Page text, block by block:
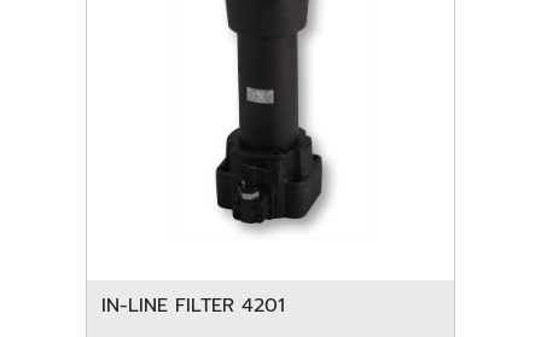
IN-LINE FILTER 4201